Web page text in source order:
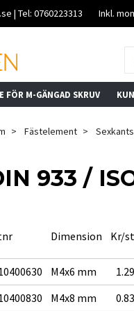
| Tel: 0760223313 Inkl.
FÖR M-GÄNGAD SKRUV
med för att
ett fel."
användare
här."
–
Fästelement
933 /
Dimension Kr/st
M4x6 mm 1.29
M4x8 mm 0.83